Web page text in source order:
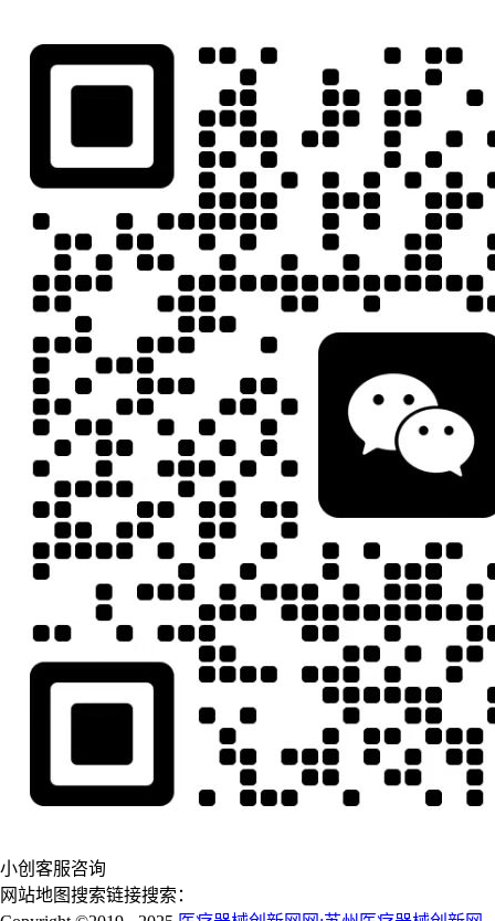
小创客服咨询
网站地图搜索链接搜索：